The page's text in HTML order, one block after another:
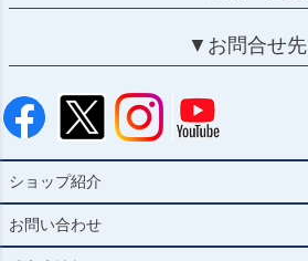
▼お問合せ先
ショップ紹介
お問い合わせ